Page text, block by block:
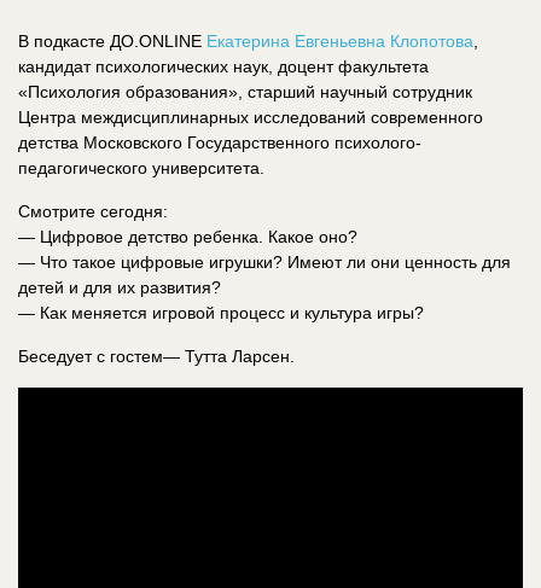
В подкасте ДО.ONLINE Екатерина Евгеньевна Клопотова
кандидат психологических наук, доцент факультета
«Психология образования», старший научный сотрудник
Центра междисциплинарных исследований современного
детства Московского Государственного психолого-
педагогического университета.
Смотрите сегодня:
— Цифровое детство ребенка. Какое оно?
— Что такое цифровые игрушки? Имеют ли они ценность для
детей и для их развития?
— Как меняется игровой процесс и культура игры?
Беседует с гостем— Тутта Ларсен.